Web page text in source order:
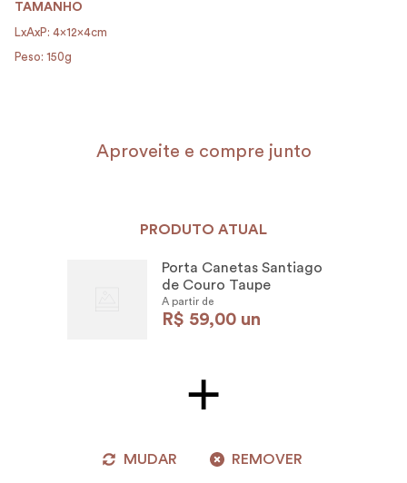
TAMANHO
LxAxP: 4x12x4cm
Peso: 150g
Aproveite e compre junto
PRODUTO ATUAL
Porta Canetas Santiago
de Couro Taupe
A partir de
R$ 59,00 un
MUDAR REMOVER